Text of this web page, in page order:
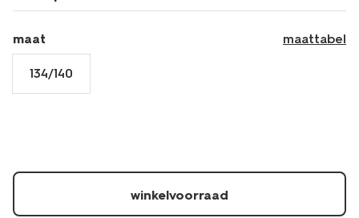
jersey-
30846606PURPLE.html
maat maattabel
134/140
winkelvoorraad